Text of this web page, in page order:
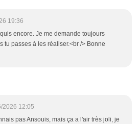
19:36
encore. Je me demande toujours
tu passes à les réaliser.<br /> Bonne
2026 12:05
pas Ansouis, mais ça a l'air très joli, je